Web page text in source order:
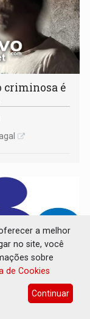
criminosa é
a melhor
no site, você
sobre
de Cookies
Continuar